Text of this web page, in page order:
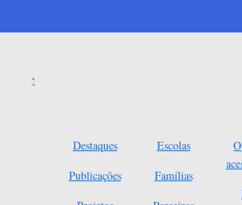
Destaques
Publicações
Escolas
Famílias